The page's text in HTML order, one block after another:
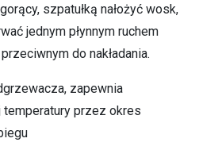
szpatułką nałożyć wosk,
jednym płynnym ruchem
do nakładania.
zapewnia
temperatury przez okres